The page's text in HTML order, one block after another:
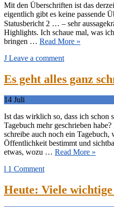
Mit den Überschriften ist das
eigentlich gibt es keine passende
Statusbericht 2 … – sehr
Highlights. Ich schaue mal, was
bringen … Read More »
Leave a comment
Es geht alles ganz
14 Juli
Ist das wirklich so, dass ich schon
Tagebuch mehr geschrieben
schreibe auch noch ein Tagebuch,
Öffentlichkeit bestimmt und
etwas, wozu … Read More »
1 Comment
Heute: Viele